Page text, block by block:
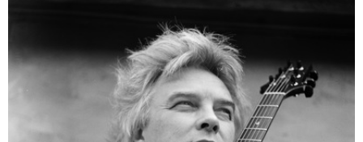
Jeśli chcecie zobaczyć jak postaci z filmu wychodzą na deski teatralne –
zapraszamy!